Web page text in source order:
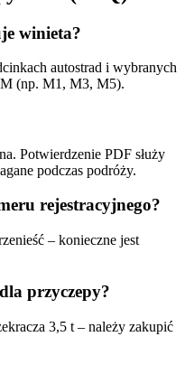
winieta?
autostrad i wybranych
M (np. M1, M3, M5).
Potwierdzenie PDF służy
podczas podróży.
rejestracyjnego?
– konieczne jest
przyczepy?
3,5 t – należy zakupić